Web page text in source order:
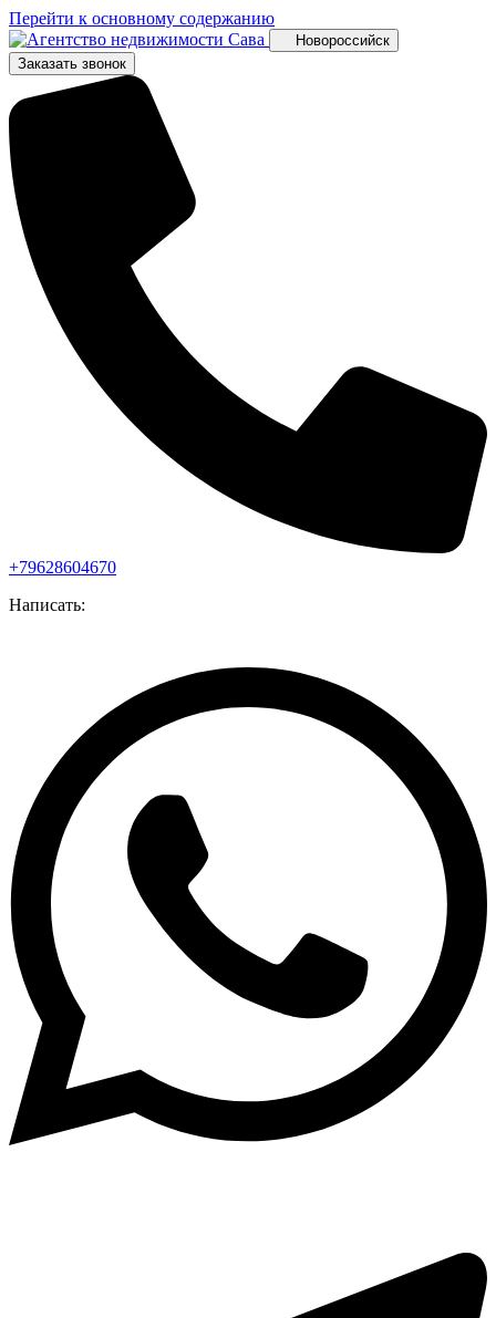
Перейти к основному содержанию
Новороссийск
Заказать звонок
+79628604670
Написать: